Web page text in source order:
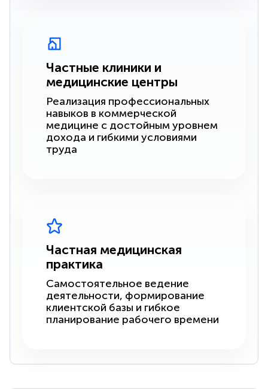
Частные клиники и
медицинские центры
Реализация профессиональных
навыков в коммерческой
медицине с достойным уровнем
дохода и гибкими условиями
труда
Частная медицинская
практика
Самостоятельное ведение
деятельности, формирование
клиентской базы и гибкое
планирование рабочего времени